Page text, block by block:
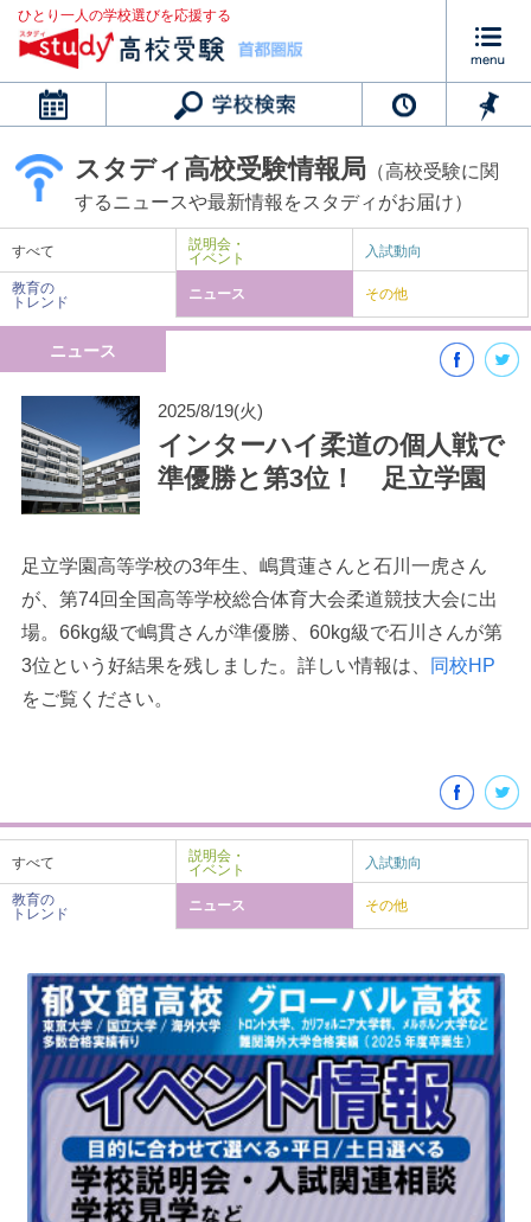
ひとり一人の学校選びを応援する
カレンダー
学校閲覧履歴はありません
ブックマークした学校
ブックマークした学校はありません
スタディ高校受験情報局 （高校受験に関
するニュースや最新情報をスタディがお届け）
すべて
説明会・
イベント
入試動向
教育の
トレンド
ニュース その他
ニュース
2025/8/19(火)
インターハイ柔道の個人戦で
準優勝と第3位！ 足立学園
足立学園高等学校の3年生、嶋貫蓮さんと石川一虎さん
が、第74回全国高等学校総合体育大会柔道競技大会に出
場。66kg級で嶋貫さんが準優勝、60kg級で石川さんが第
3位という好結果を残しました。詳しい情報は、
同校HP
をご覧ください。
すべて
説明会・
イベント
入試動向
教育の
トレンド
ニュース その他